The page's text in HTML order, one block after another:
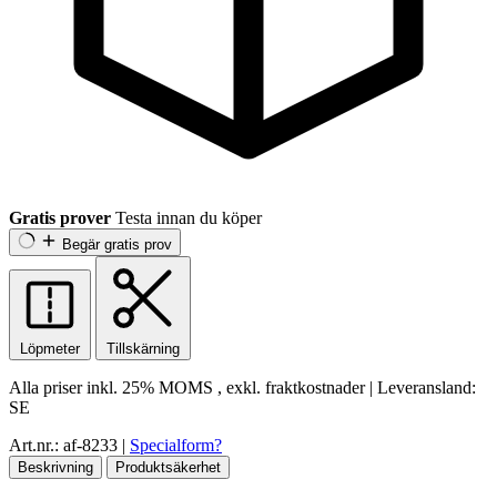
Gratis prover Testa innan du köper
Begär gratis prov
Löpmeter Tillskärning
Alla priser inkl. 25% MOMS , exkl. fraktkostnader | Leveransland:
SE
Art.nr.: af-8233 | Specialform?
Beskrivning Produktsäkerhet